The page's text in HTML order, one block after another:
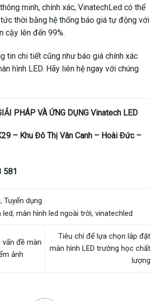
minh, chính xác, VinatechLed có thể
thời bằng hệ thống báo giá tự động với
cậy lên đến 99%.
tin chi tiết cũng như báo giá chính xác
hình LED. Hãy liên hệ ngay với chúng
PHÁP VÀ ỨNG DỤNG Vinatech LED
– Khu Đô Thị Vân Canh – Hoài Đức –
581
, Tuyển dụng
led, màn hình led ngoài trời, vinatechled
vấn đề màn
ảnh
Tiêu chí để lựa chọn lắp đặt
màn hình LED trường học chất
lượng